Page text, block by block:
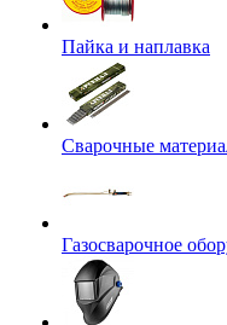
Пайка и наплавка
Сварочные
Газосварочное